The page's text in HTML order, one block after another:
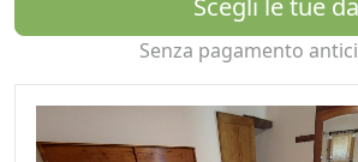
Lettino aggiuntivo 10,00 € al giorno in
15,00 € al giorno in alta stagione
Animali 15,00 € una tantum
Senza pagamento